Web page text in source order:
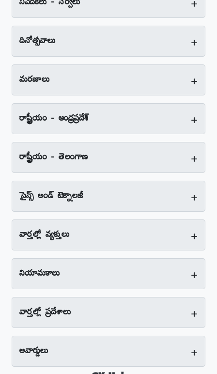
నివేదికలు - సర్వేలు
దినోత్సవాలు +
మరణాలు +
రాష్ట్రీయం - ఆంధ్రప్రదేశ్‌ +
రాష్ట్రీయం - తెలంగాణ +
సైన్స్‌ అండ్‌ టెక్నాలజీ +
వార్తల్లో వ్యక్తులు +
నియామకాలు +
వార్తల్లో ప్రదేశాలు +
అవార్డులు +